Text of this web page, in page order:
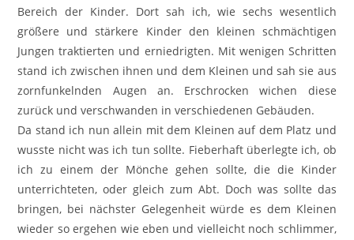
Bereich der Kinder. Dort sah ich, wie sechs wesentlich
größere und stärkere Kinder den kleinen schmächtigen
Jungen traktierten und erniedrigten. Mit wenigen Schritten
stand ich zwischen ihnen und dem Kleinen und sah sie aus
zornfunkelnden Augen an. Erschrocken wichen diese
zurück und verschwanden in verschiedenen Gebäuden.
Da stand ich nun allein mit dem Kleinen auf dem Platz und
wusste nicht was ich tun sollte. Fieberhaft überlegte ich, ob
ich zu einem der Mönche gehen sollte, die die Kinder
unterrichteten, oder gleich zum Abt. Doch was sollte das
bringen, bei nächster Gelegenheit würde es dem Kleinen
wieder so ergehen wie eben und vielleicht noch schlimmer,